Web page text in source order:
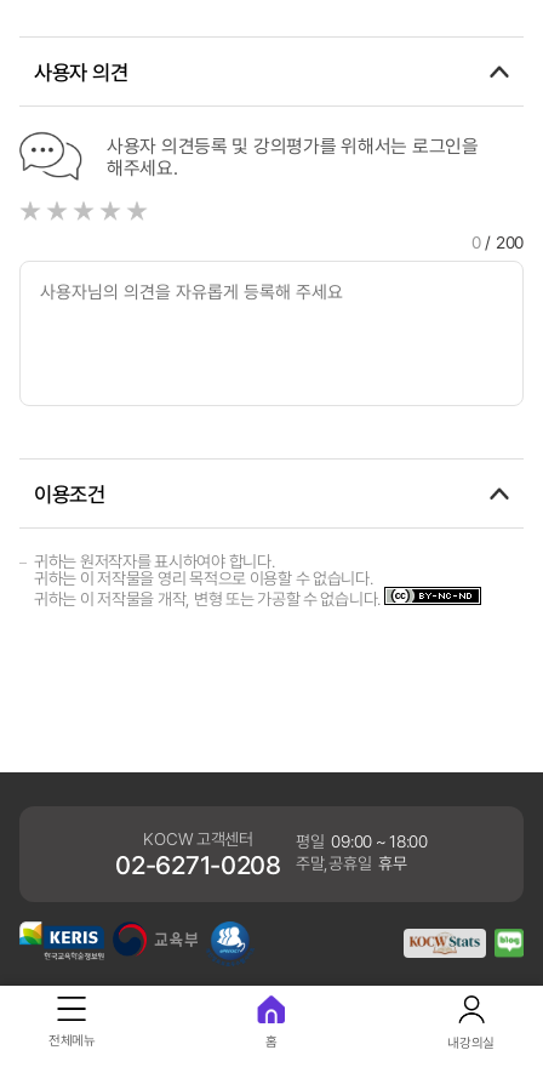
사용자 의견
사용자 의견등록 및 강의평가를 위해서는 로그인을
해주세요.
0/ 200
이용조건
귀하는 원저작자를 표시하여야 합니다.
귀하는 이 저작물을 영리 목적으로 이용할 수 없습니다.
귀하는 이 저작물을 개작, 변형 또는 가공할 수 없습니다.
KOCW 고객센터
02-6271-0208
평일 09:00 ~ 18:00
주말,공휴일 휴무
개인정보처리방침
41061 대구광역시 동구 동내로 64 (동내동 1119) 우)41061
전체메뉴 홈 내강의실